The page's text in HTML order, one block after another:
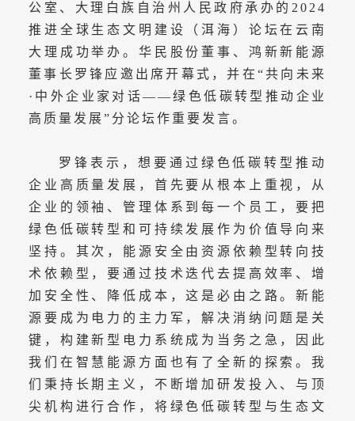
公室、大理白族自治州人民政府承办的2024
推进全球生态文明建设（洱海）论坛在云南
大理成功举办。华民股份董事、鸿新新能源
董事长罗锋应邀出席开幕式，并在“共向未来
·中外企业家对话——绿色低碳转型推动企业
高质量发展”分论坛作重要发言。
罗锋表示，想要通过绿色低碳转型推动
企业高质量发展，首先要从根本上重视，从
企业的领袖、管理体系到每一个员工，要把
绿色低碳转型和可持续发展作为价值导向来
坚持。其次，能源安全由资源依赖型转向技
术依赖型，要通过技术迭代去提高效率、增
加安全性、降低成本，这是必由之路。新能
源要成为电力的主力军，解决消纳问题是关
键，构建新型电力系统成为当务之急，因此
我们在智慧能源方面也有了全新的探索。我
们秉持长期主义，不断增加研发投入、与顶
尖机构进行合作，将绿色低碳转型与生态文